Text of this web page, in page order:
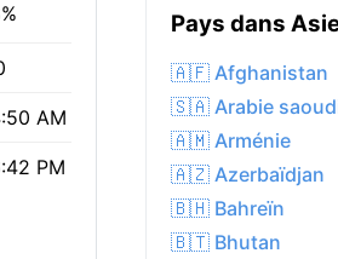
AM
PM
Pays dans
🇦🇫 Afghanistan
🇸🇦 Arabie
🇦🇲 Arménie
🇦🇿 Azerbaïdjan
🇧🇭 Bahreïn
🇧🇹 Bhutan